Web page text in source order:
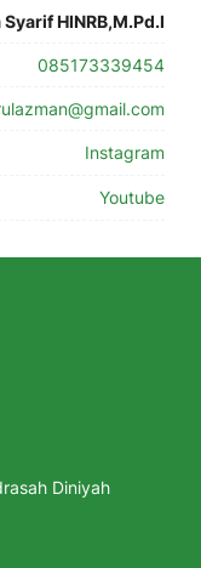
HINRB,M.Pd.I
085173339454
Instagram
Youtube
Diniyah